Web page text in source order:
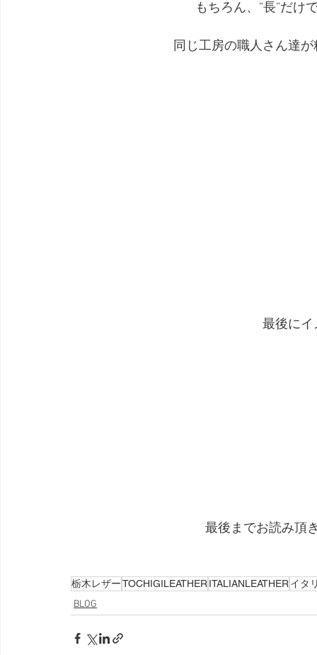
もちろん、”長”だけ
同じ工房の職人さん達
最後にイ
最後までお読み頂
栃木レザーTOCHIGILEATHERITALIANLEATHERイタ
BLOG